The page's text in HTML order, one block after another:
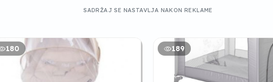
SADRŽAJ SE NASTAVLJA NAKON REKLAME
180 189